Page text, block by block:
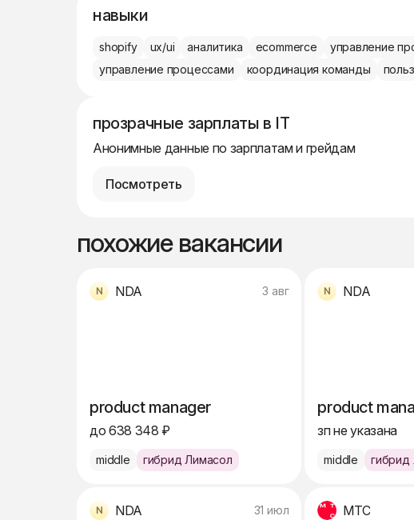
навыки
shopify ux/ui аналитика ecommerce управление
управление процессами
координация команды
прозрачные зарплаты в IT
Анонимные данные по зарплатам и грейдам
Посмотреть
похожие вакансии
NDA 3 авг
product manager
до 638 348 ₽
middle гибрид Лимасол
NDA
product
зп не указана
middle гибрид
NDA 31 июл МТС